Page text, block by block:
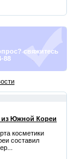
свяжитесь
88
из Южной Кореи
косметики
составил